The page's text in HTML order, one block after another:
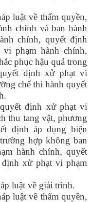
luật về thẩm quyền,
chính và ban hành
chính, quyết định
phạm hành chính,
phục hậu quả trong
định xử phạt vi
chế thi hành quyết
định xử phạt vi
thu tang vật, phương
định áp dụng biện
hợp không ban
hành chính, quyết
xử phạt vi phạm
luật về giải trình.
luật về thẩm quyền,